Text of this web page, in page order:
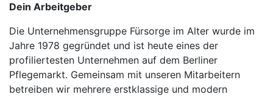
Dein Arbeitgeber
Die Unternehmensgruppe Fürsorge im Alter wurde im
Jahre 1978 gegründet und ist heute eines der
profiliertesten Unternehmen auf dem Berliner
Pflegemarkt. Gemeinsam mit unseren Mitarbeitern
betreiben wir mehrere erstklassige und modern